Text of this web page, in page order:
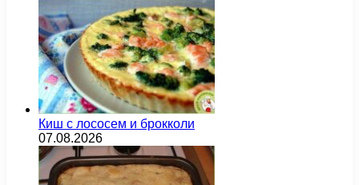
Киш с лососем и брокколи
07.08.2026